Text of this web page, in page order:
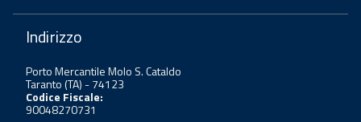
Indirizzo
Porto Mercantile Molo S. Cataldo
Taranto (TA) - 74123
Codice Fiscale:
90048270731